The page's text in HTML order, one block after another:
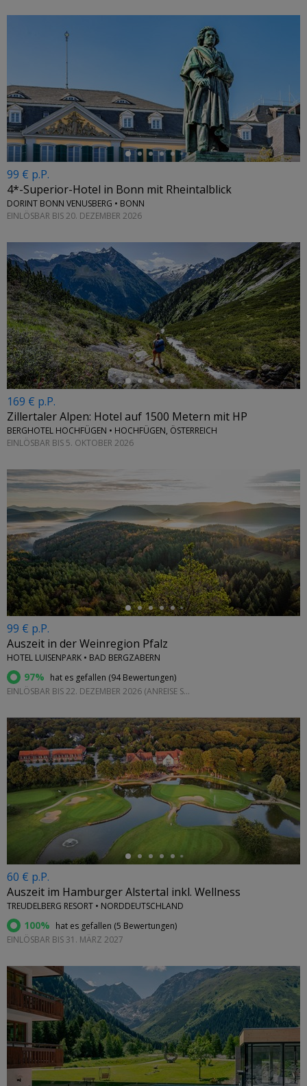
←
99 € p.P.
4*-Superior-Hotel in Bonn mit Rheintalblick
DORINT BONN VENUSBERG • BONN
EINLÖSBAR BIS 20. DEZEMBER 2026
←
169 € p.P.
Zillertaler Alpen: Hotel auf 1500 Metern mit HP
BERGHOTEL HOCHFÜGEN • HOCHFÜGEN, ÖSTERREICH
EINLÖSBAR BIS 5. OKTOBER 2026
←
99 € p.P.
Auszeit in der Weinregion Pfalz
HOTEL LUISENPARK • BAD BERGZABERN
97% hat es gefallen (94 Bewertungen)
EINLÖSBAR BIS 22. DEZEMBER 2026 (ANREISE SO.–DI.)
←
60 € p.P.
Auszeit im Hamburger Alstertal inkl. Wellness
TREUDELBERG RESORT • NORDDEUTSCHLAND
100% hat es gefallen (5 Bewertungen)
EINLÖSBAR BIS 31. MÄRZ 2027
←